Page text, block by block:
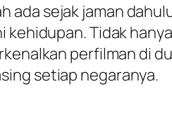
ada sejak jaman
Tidak
perfilman di
setiap negaranya.